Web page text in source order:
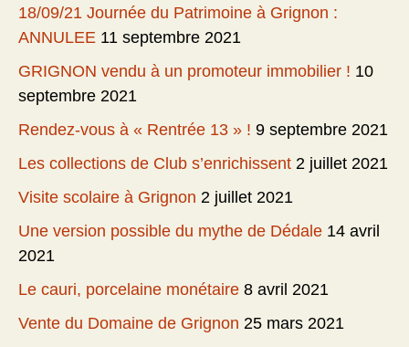
18/09/21 Journée du Patrimoine à Grignon :
ANNULEE 11 septembre 2021
GRIGNON vendu à un promoteur immobilier ! 10
septembre 2021
Rendez-vous à « Rentrée 13 » ! 9 septembre 2021
Les collections de Club s’enrichissent 2 juillet 2021
Visite scolaire à Grignon 2 juillet 2021
Une version possible du mythe de Dédale 14 avril
2021
Le cauri, porcelaine monétaire 8 avril 2021
Vente du Domaine de Grignon 25 mars 2021